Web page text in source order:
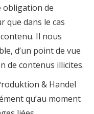
obligation de
que dans le cas
Il nous
d’un point de vue
de contenus illicites.
& Handel
qu’au moment